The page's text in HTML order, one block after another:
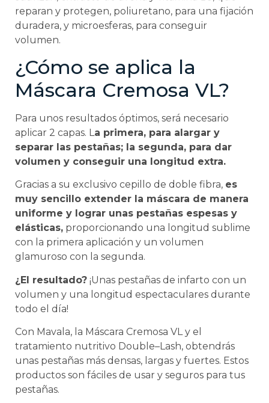
reparan y protegen, poliuretano, para una fijación
duradera, y microesferas, para conseguir
volumen.
¿Cómo se aplica la
Máscara Cremosa VL?
Para unos resultados óptimos, será necesario
aplicar 2 capas. La primera, para alargar y
separar las pestañas; la segunda, para dar
volumen y conseguir una longitud extra.
Gracias a su exclusivo cepillo de doble fibra, es
muy sencillo extender la máscara de manera
uniforme y lograr unas pestañas espesas y
elásticas, proporcionando una longitud sublime
con la primera aplicación y un volumen
glamuroso con la segunda.
¿El resultado? ¡Unas pestañas de infarto con un
volumen y una longitud espectaculares durante
todo el día!
Con Mavala, la Máscara Cremosa VLy el
tratamiento nutritivo Double–Lash, obtend rás
unas pestañas más densas, largas y fuertes. Estos
productos son fácil es de usar y seguros para tus
pestañas.